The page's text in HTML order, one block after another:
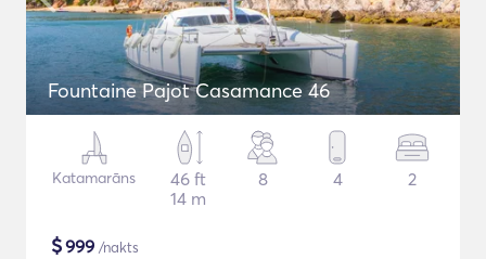
Fountaine Pajot Casamance 46
Katamarāns
46 ft
14 m
8 4 2
$999 /nakts